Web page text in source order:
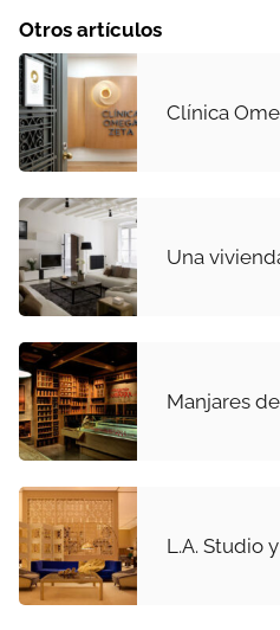
Otros artículos
Clínica
Una
Manjares
L.A. Studio